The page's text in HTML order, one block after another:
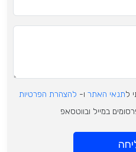
לתנאי האתר ו- להצהרת הפרטיות
במייל ובווטסאפ